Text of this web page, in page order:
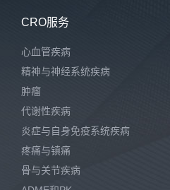
CRO服务
心血管疾病
精神与神经系统疾病
肿瘤
代谢性疾病
炎症与自身免疫系统疾病
疼痛与镇痛
骨与关节疾病